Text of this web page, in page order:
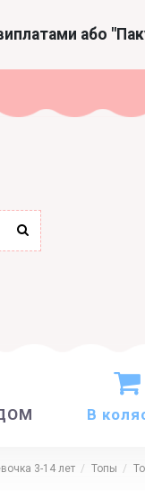
або
В
3-14 лет Топы